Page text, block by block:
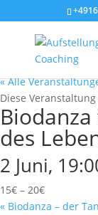
« Alle
Diese
des
2 Juni,
15€ – 20€
« Biodanza – der